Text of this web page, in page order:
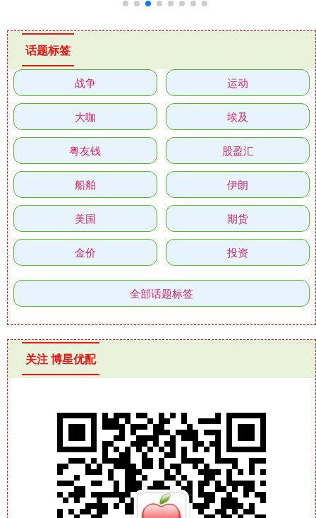
话题标签
战争 运动
大咖 埃及
粤友钱 股盈汇
船舶 伊朗
美国 期货
金价 投资
全部话题标签
关注 博星优配